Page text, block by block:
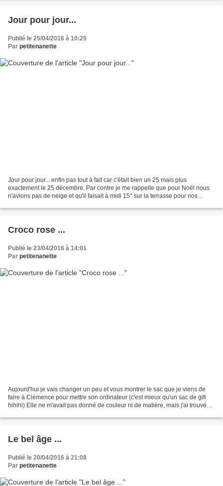
Jour pour jour...
Publié le 25/04/2016 à 10:25
Par petitenanette
Jour pour jour... enfin pas tout à fait car c'était bien un 25 mais plus
exactement le 25 décembre. Par contre je me rappelle que pour Noël nous
n'avions pas de neige et qu'il faisait à midi 15° sur la terrasse pour nos
Croco rose ...
Publié le 23/04/2016 à 14:01
Par petitenanette
Aujourd'hui je vais changer un peu et vous montrer le sac que je viens de
faire à Clémence pour mettre son ordinateur (c'est mieux qu'un sac de gifi
hihihi) Elle ne m'avait pas donné de couleur ni de matière, mais j'ai trouvé
Le bel âge ...
Publié le 20/04/2016 à 21:08
Par petitenanette